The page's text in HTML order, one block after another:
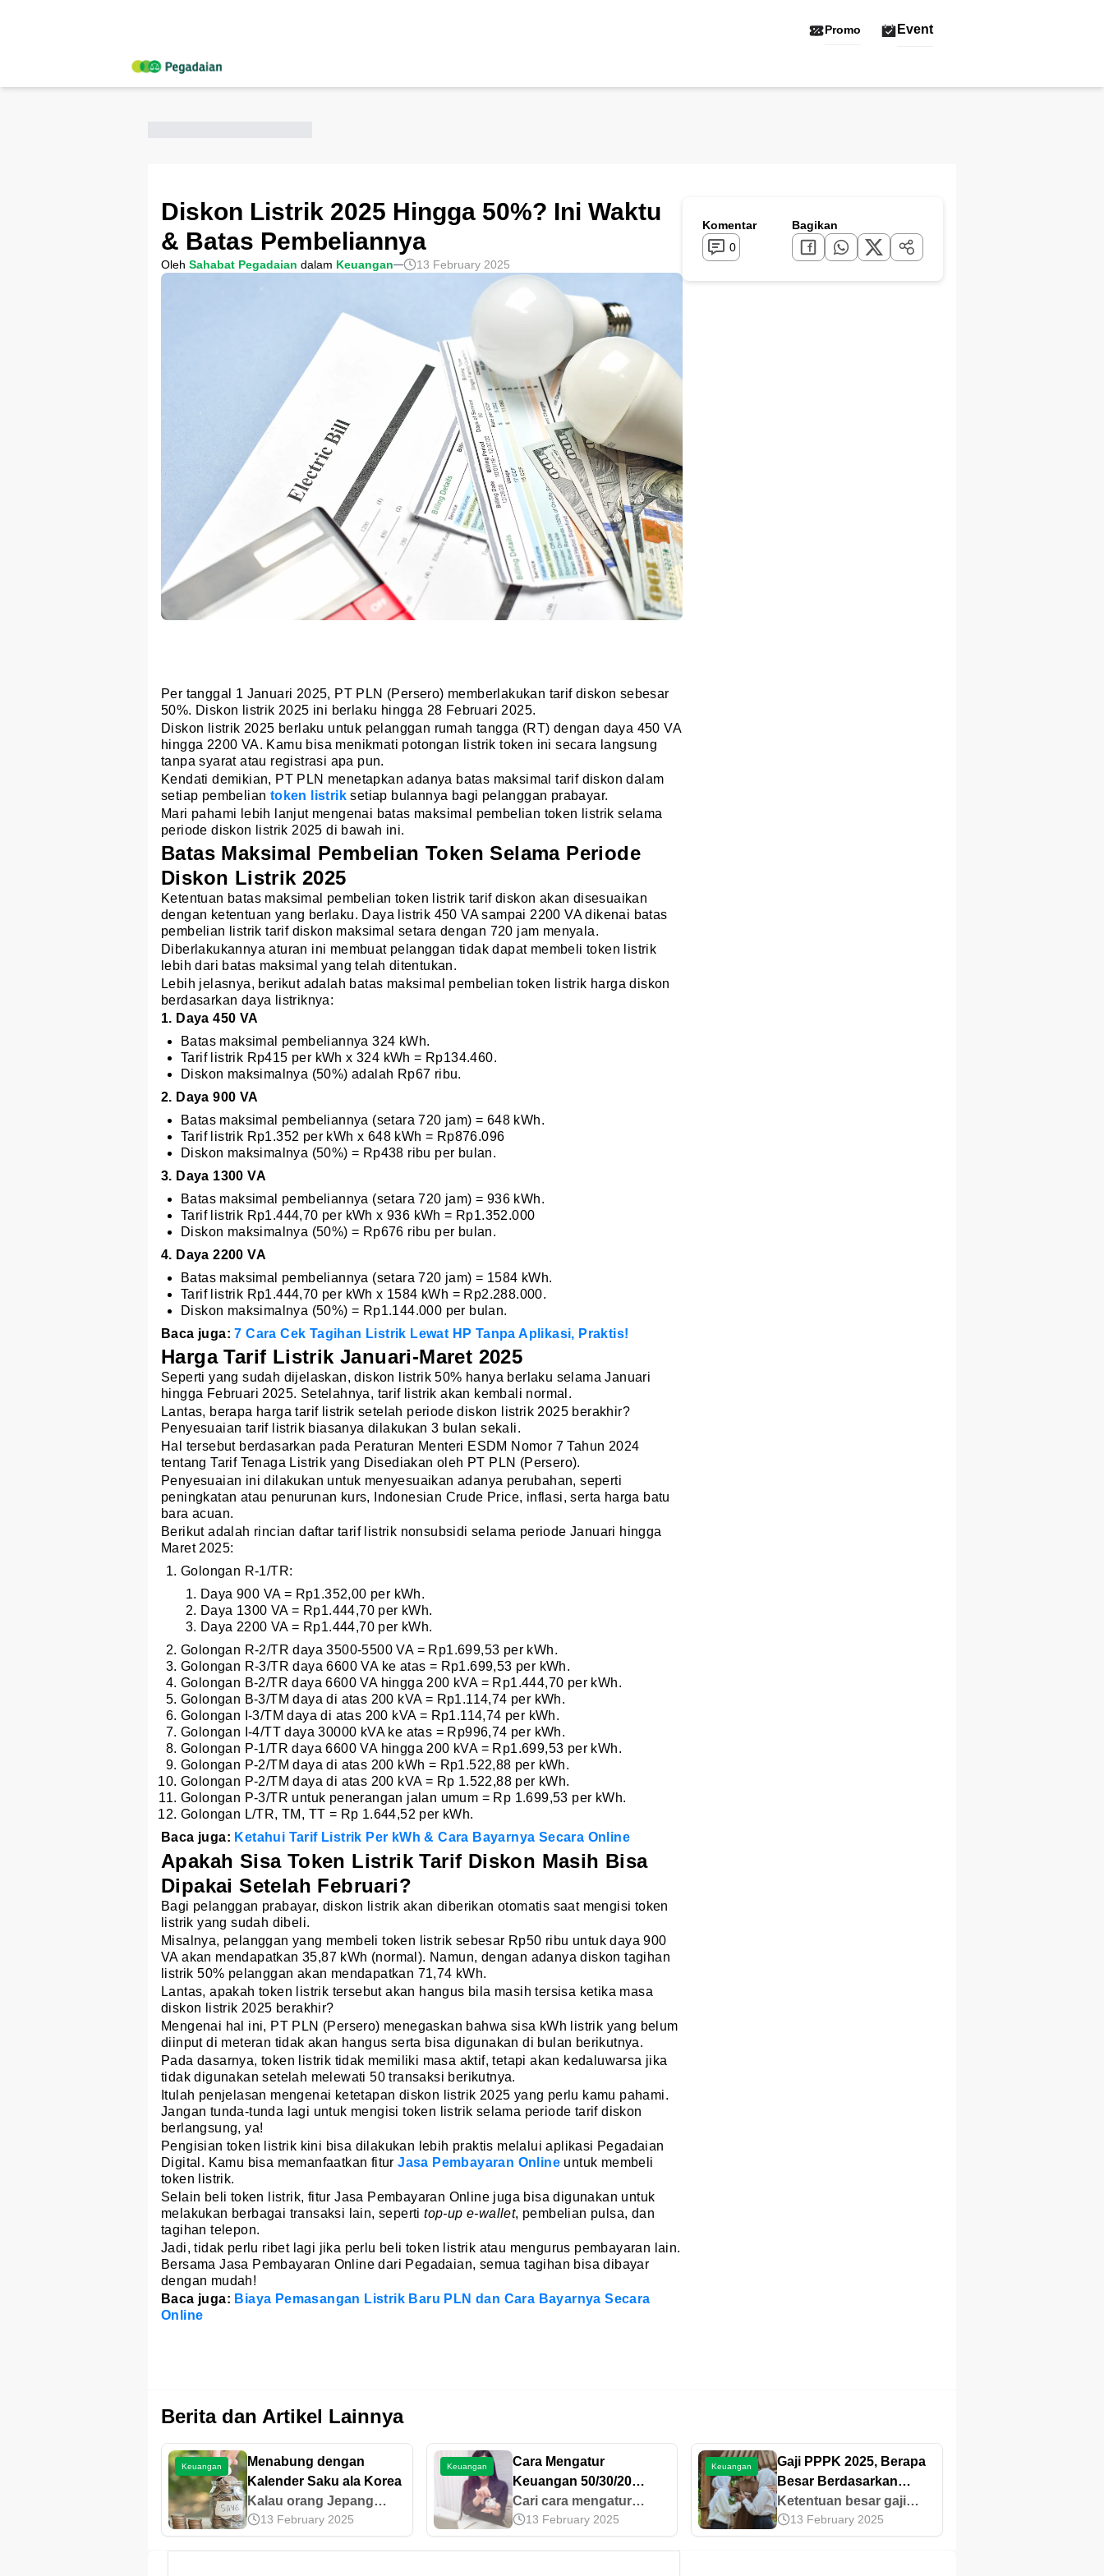
Promo Event
Diskon Listrik 2025 Hingga 50%? Ini Waktu
& Batas Pembeliannya
Oleh Sahabat Pegadaian dalam Keuangan 13 February 2025
Per tanggal 1 Januari 2025, PT PLN (Persero) memberlakukan tarif diskon sebesar
50%. Diskon listrik 2025 ini berlaku hingga 28 Februari 2025.
Diskon listrik 2025 berlaku untuk pelanggan rumah tangga (RT) dengan daya 450 VA
hingga 2200 VA. Kamu bisa menikmati potongan listrik token ini secara langsung
tanpa syarat atau registrasi apa pun.
Kendati demikian, PT PLN menetapkan adanya batas maksimal tarif diskon dalam
setiap pembelian token listrik setiap bulannya bagi pelanggan prabayar.
Mari pahami lebih lanjut mengenai batas maksimal pembelian token listrik selama
periode diskon listrik 2025 di bawah ini.
Batas Maksimal Pembelian Token Selama Periode
Diskon Listrik 2025
Ketentuan batas maksimal pembelian token listrik tarif diskon akan disesuaikan
dengan ketentuan yang berlaku. Daya listrik 450 VA sampai 2200 VA dikenai batas
pembelian listrik tarif diskon maksimal setara dengan 720 jam menyala.
Diberlakukannya aturan ini membuat pelanggan tidak dapat membeli token listrik
lebih dari batas maksimal yang telah ditentukan.
Lebih jelasnya, berikut adalah batas maksimal pembelian token listrik harga diskon
berdasarkan daya listriknya:
1. Daya 450 VA
Batas maksimal pembeliannya 324 kWh.
Tarif listrik Rp415 per kWh x 324 kWh = Rp134.460.
Diskon maksimalnya (50%) adalah Rp67 ribu.
2. Daya 900 VA
Batas maksimal pembeliannya (setara 720 jam) = 648 kWh.
Tarif listrik Rp1.352 per kWh x 648 kWh = Rp876.096
Diskon maksimalnya (50%) = Rp438 ribu per bulan.
3. Daya 1300 VA
Batas maksimal pembeliannya (setara 720 jam) = 936 kWh.
Tarif listrik Rp1.444,70 per kWh x 936 kWh = Rp1.352.000
Diskon maksimalnya (50%) = Rp676 ribu per bulan.
4. Daya 2200 VA
Batas maksimal pembeliannya (setara 720 jam) = 1584 kWh.
Tarif listrik Rp1.444,70 per kWh x 1584 kWh = Rp2.288.000.
Diskon maksimalnya (50%) = Rp1.144.000 per bulan.
Baca juga:7 Cara Cek Tagihan Listrik Lewat HP Tanpa Aplikasi, Praktis!
Harga Tarif Listrik Januari-Maret 2025
Seperti yang sudah dijelaskan, diskon listrik 50% hanya berlaku selama Januari
hingga Februari 2025. Setelahnya, tarif listrik akan kembali normal.
Lantas, berapa harga tarif listrik setelah periode diskon listrik 2025 berakhir?
Penyesuaian tarif listrik biasanya dilakukan 3 bulan sekali.
Hal tersebut berdasarkan pada Peraturan Menteri ESDM Nomor 7 Tahun 2024
tentang Tarif Tenaga Listrik yang Disediakan oleh PT PLN (Persero).
Penyesuaian ini dilakukan untuk menyesuaikan adanya perubahan, seperti
peningkatan atau penurunan kurs, Indonesian Crude Price, inflasi, serta harga batu
bara acuan.
Berikut adalah rincian daftar tarif listrik nonsubsidi selama periode Januari hingga
Maret 2025:
Golongan R-1/TR:
Daya 900 VA = Rp1.352,00 per kWh.
Daya 1300 VA = Rp1.444,70 per kWh.
Daya 2200 VA = Rp1.444,70 per kWh.
Golongan R-2/TR daya 3500-5500 VA = Rp1.699,53 per kWh.
Golongan R-3/TR daya 6600 VA ke atas = Rp1.699,53 per kWh.
Golongan B-2/TR daya 6600 VA hingga 200 kVA = Rp1.444,70 per kWh.
Golongan B-3/TM daya di atas 200 kVA = Rp1.114,74 per kWh.
Golongan I-3/TM daya di atas 200 kVA = Rp1.114,74 per kWh.
Golongan I-4/TT daya 30000 kVA ke atas = Rp996,74 per kWh.
Golongan P-1/TR daya 6600 VA hingga 200 kVA = Rp1.699,53 per kWh.
Golongan P-2/TM daya di atas 200 kWh = Rp1.522,88 per kWh.
Golongan P-2/TM daya di atas 200 kVA = Rp 1.522,88 per kWh.
Golongan P-3/TR untuk penerangan jalan umum = Rp 1.699,53 per kWh.
Golongan L/TR, TM, TT = Rp 1.644,52 per kWh.
Baca juga: Ketahui Tarif Listrik Per kWh & Cara Bayarnya Secara Online
Apakah Sisa Token Listrik Tarif Diskon Masih Bisa
Dipakai Setelah Februari?
Bagi pelanggan prabayar, diskon listrik akan diberikan otomatis saat mengisi token
listrik yang sudah dibeli.
Misalnya, pelanggan yang membeli token listrik sebesar Rp50 ribu untuk daya 900
VA akan mendapatkan 35,87 kWh (normal). Namun, dengan adanya diskon tagihan
listrik 50% pelanggan akan mendapatkan 71,74 kWh.
Lantas, apakah token listrik tersebut akan hangus bila masih tersisa ketika masa
diskon listrik 2025 berakhir?
Mengenai hal ini, PT PLN (Persero) menegaskan bahwa sisa kWh listrik yang belum
diinput di meteran tidak akan hangus serta bisa digunakan di bulan berikutnya.
Pada dasarnya, token listrik tidak memiliki masa aktif, tetapi akan kedaluwarsa jika
tidak digunakan setelah melewati 50 transaksi berikutnya.
Itulah penjelasan mengenai ketetapan diskon listrik 2025 yang perlu kamu pahami.
Jangan tunda-tunda lagi untuk mengisi token listrik selama periode tarif diskon
berlangsung, ya!
Pengisian token listrik kini bisa dilakukan lebih praktis melalui aplikasi Pegadaian
Digital. Kamu bisa memanfaatkan fiturJasa Pembayaran Online untuk membeli
token listrik.
Selain beli token listrik, fitur Jasa Pembayaran Online juga bisa digunakan untuk
melakukan berbagai transaksi lain, sepertitop-up e-wallet, pembelian pulsa, dan
tagihan telepon.
Jadi, tidak perlu ribet lagi jika perlu beli token listrik atau mengurus pembayaran lain.
Bersama Jasa Pembayaran Online dari Pegadaian, semua tagihan bisa dibayar
dengan mudah!
Baca juga: Biaya Pemasangan Listrik Baru PLN dan Cara Bayarnya Secara
Online
Komentar
0
Bagikan
Berita dan Artikel Lainnya
Keuangan
Menabung dengan
Kalender Saku ala Korea
Kalau orang Jepang
punya Kakeibo, orang
Indonesia punya
13 February 2025
Keuangan
Cara Mengatur
Keuangan 50/30/20
Beserta Contoh
Hitungannya
Cari cara mengatur
keuangan 50 30 20 agar
finansial lebih tertata?
13 February 2025
Keuangan
Gaji PPPK 2025, Berapa
Besar Berdasarkan
Golongannya?
Ketentuan besar gaji
PPPK 2025 masih
didasarkan pada Perpres
13 February 2025